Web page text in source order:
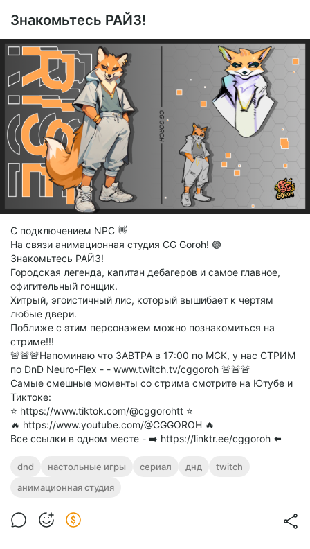
Знакомьтесь РАЙЗ!
С подключением NPC 👋
На связи анимационная студия CG Goroh! 🟢
Знакомьтесь РАЙЗ!
Городская легенда, капитан дебагеров и самое главное,
офигительный гонщик.
Хитрый, эгоистичный лис, который вышибает к чертям
любые двери.
Поближе с этим персонажем можно познакомиться на
стриме!!!
🚨🚨🚨Напоминаю что ЗАВТРА в 17:00 по МСК, у нас СТРИМ
по DnD Neuro-Flex - - www.twitch.tv/cggoroh 🚨🚨🚨
Самые смешные моменты со стрима смотрите на Ютубе и
Тиктоке:
⭐️ https://www.tiktok.com/@cggorohtt ⭐️
🔥 https://www.youtube.com/@CGGOROH 🔥
Все ссылки в одном месте - ➡️ https://linktr.ee/cggoroh ⬅️
dnd настольные игры сериал днд
twitch
анимационная студия